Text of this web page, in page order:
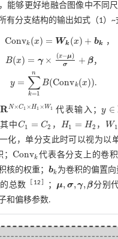
能够更好地融合图像中不同
有分支结构的输出如式（1）~
Convk (x) = Wk (x) + bk ，
Convk(x)=W k(x +b k，
B(x) = γ × (x−μ)
σ + β
B(x)=γ ×x- μσ +β ，
y = ∑
k=1
n
B(Convk(x))
y=∑k =1 B(Convk(x)) .
RN×C1 ×H1 × W1
N× 代表输入；y ∈
y∈R
中C1 = C2
C1= C2 ， H1 = H2
H1= H2 ， W1
W1
化，单分支此时可以视为以
；Convk
Convk 代表各分支上的卷积
核的权重； bk
bk 为卷积的偏置
总数
12 ； μ, σ,γ, β
μ,σ,γ,β
分别
和偏移参数.